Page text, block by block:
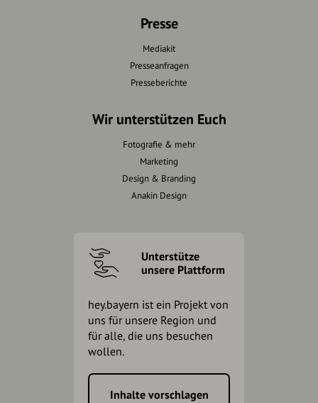
Presse
Mediakit
Presseanfragen
Presseberichte
Wir unterstützen Euch
Fotografie & mehr
Marketing
Design & Branding
Anakin Design
Unterstütze
unsere Plattform
hey.bayern ist ein Projekt von
uns für unsere Region und
für alle, die uns besuchen
wollen.
Inhalte vorschlagen